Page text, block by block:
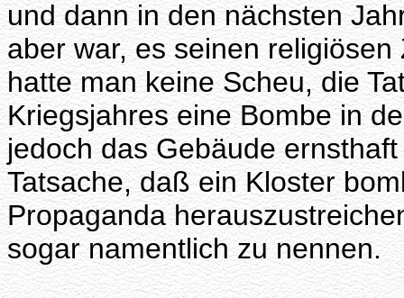
und dann in den nächsten
aber war, es seinen
hatte man keine Scheu, die
Kriegsjahres eine Bombe in
jedoch das Gebäude
Tatsache, daß ein Kloster
Propaganda
sogar namentlich zu nennen.